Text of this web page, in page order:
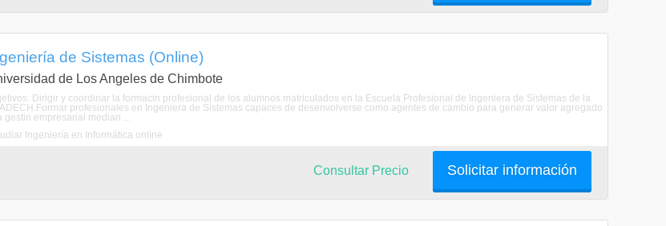
de Sistemas (Online)
de Los Angeles de Chimbote
Dirigir y coordinar la formacin profesional de los alumnos matriculados en la Escuela Profesional de Ingeniera de Sistemas de la
profesionales en Ingeniera de Sistemas capaces de desenvolverse como agentes de cambio para generar valor agregado
gestin empresarial median ...
Ingeniería en Informática online
Solicitar información
Consultar Precio